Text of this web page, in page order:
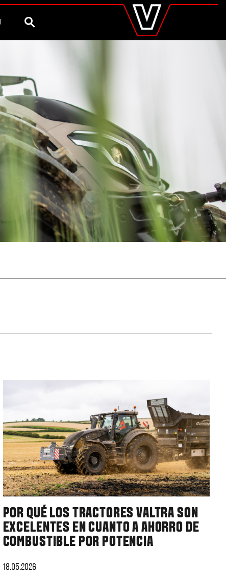
valtra.es
France
Germany
Hungary
Italy
Latvia
Lithuania
The Netherlands
Norway
Poland
Portugal
Slovakia
Spain
Asia
Australia
Australia & New Zealand
BÚSQUEDA
POR QUÉ LOS TRACTORES VALTRA SON
EXCELENTES EN CUANTO A AHORRO DE
COMBUSTIBLE POR POTENCIA
18.05.2026